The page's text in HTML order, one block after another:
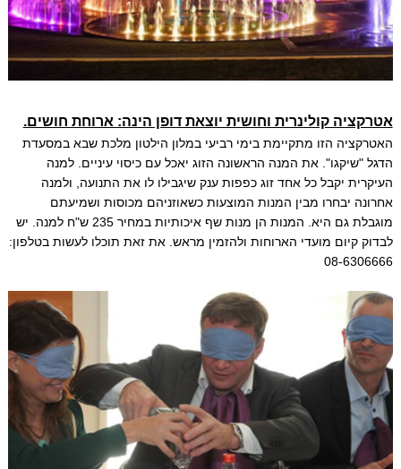
אטרקציה קולינרית וחושית יוצאת דופן הינה: ארוחת חושים.
האטרקציה הזו מתקיימת בימי רביעי במלון הילטון מלכת שבא במסעדת
הדגל "שיקגו". את המנה הראשונה הזוג יאכל עם כיסוי עיניים. למנה
העיקרית יקבל כל אחד זוג כפפות ענק שיגבילו לו את התנועה, ולמנה
אחרונה יבחרו מבין המנות המוצעות כשאוזניהם מכוסות ושמיעתם
מוגבלת גם היא. המנות הן מנות שף איכותיות במחיר 235 ש"ח למנה. יש
לבדוק קיום מועדי הארוחות ולהזמין מראש. את זאת תוכלו לעשות בטלפון:
08-6306666